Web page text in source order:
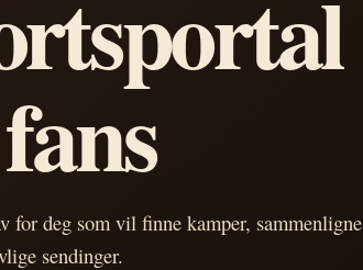
for deg som vil finne kamper, sammenligne
sendinger.